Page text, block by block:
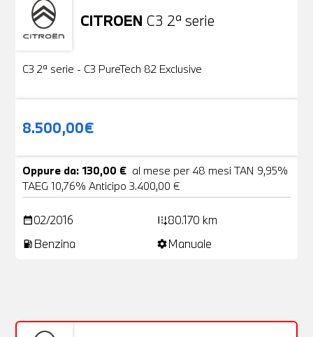
CITROEN C3 2ª serie
Usato
C3 2ª serie - C3 PureTech 82 Exclusive
8.500,00€
Oppure da: 130,00 € al mese per 48 mesi TAN 9,95%
TAEG 10,76% Anticipo 3.400,00 €
date_range02/2016 add_road80.170 km
local_gas_station Benzina settingsManuale